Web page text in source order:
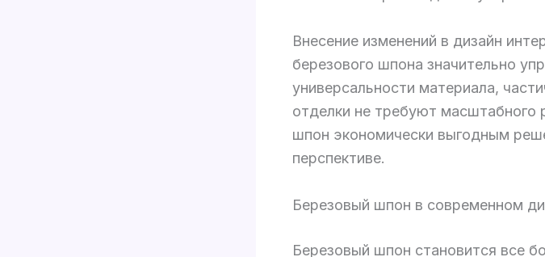
Внесение изменений в дизайн
березового шпона значительно
универсальности материала,
отделки не требуют масштабного
шпон экономически выгодным
перспективе.
Березовый шпон в современном
Березовый шпон становится все